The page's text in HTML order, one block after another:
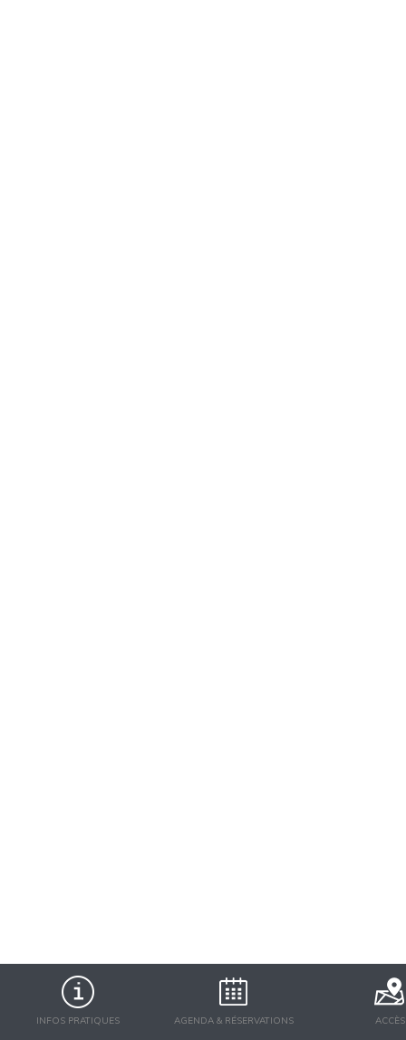
INFOS PRATIQUES AGENDA & RÉSERVATIONS ACCÈS